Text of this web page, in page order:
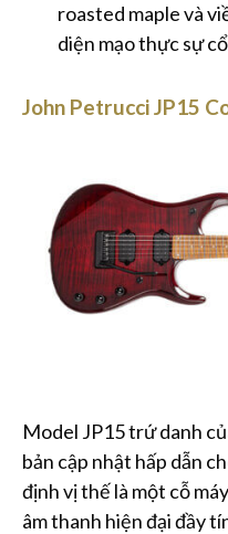
roasted maple và
diện mạo thực sự
John Petrucci JP15
Model JP15 trứ danh
bản cập nhật hấp dẫn
định vị thế là một cỗ
âm thanh hiện đại đầy